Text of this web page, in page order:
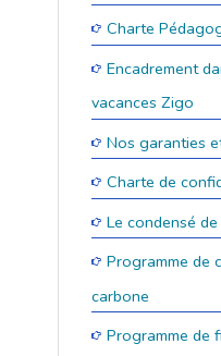
Charte
Encadrement
vacances Zigo
Nos garanties
Charte de
Le condensé
Programme de
carbone
Programme de